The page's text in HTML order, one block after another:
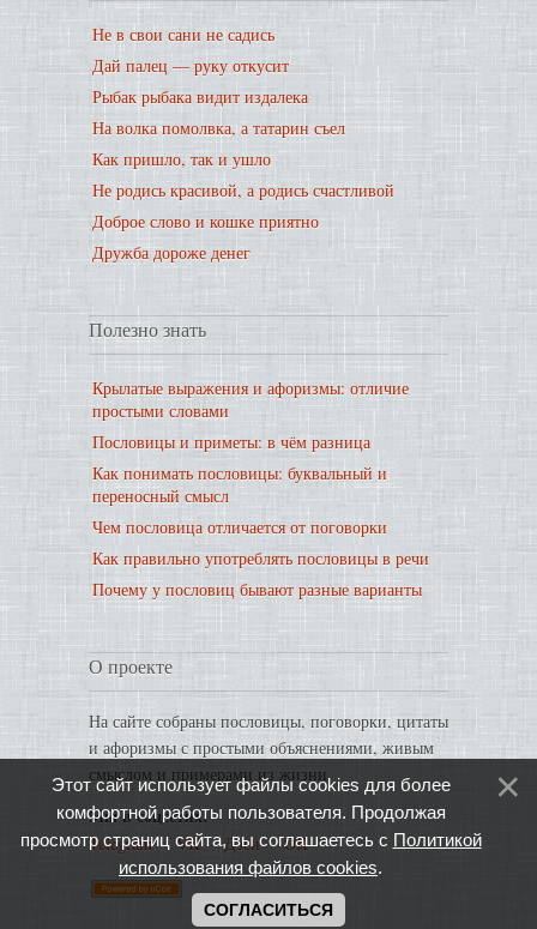
Не в свои сани не садись
Дай палец — руку откусит
Рыбак рыбака видит издалека
На волка помолвка, а татарин съел
Как пришло, так и ушло
Не родись красивой, а родись счастливой
Доброе слово и кошке приятно
Дружба дороже денег
Полезно знать
Крылатые выражения и афоризмы: отличие
простыми словами
Пословицы и приметы: в чём разница
Как понимать пословицы: буквальный и
переносный смысл
Чем пословица отличается от поговорки
Как правильно употреблять пословицы в речи
Почему у пословиц бывают разные варианты
О проекте
На сайте собраны пословицы, поговорки, цитаты
и афоризмы с простыми объяснениями, живым
смыслом и примерами из жизни.
Мы в соцсетях:
Telegram · VK · Дзен · OK
Этот сайт использует файлы cookies для более
комфортной работы пользователя. Продолжая
просмотр страниц сайта, вы соглашаетесь с Политикой
использования файлов cookies.
СОГЛАСИТЬСЯ